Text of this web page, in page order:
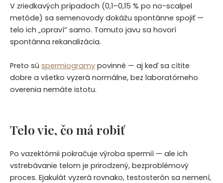
V zriedkavých prípadoch (0,1–0,15 % po no-scalpel
metóde) sa semenovody dokážu spontánne spojiť —
telo ich „opraví“ samo. Tomuto javu sa hovorí
spontánna rekanalizácia.
Preto sú spermiogramy povinné — aj keď sa cítite
dobre a všetko vyzerá normálne, bez laboratórneho
overenia nemáte istotu.
Telo vie, čo má robiť
Po vazektómii pokračuje výroba spermií — ale ich
vstrebávanie telom je prirodzený, bezproblémový
proces. Ejakulát vyzerá rovnako, testosterón sa nemení,